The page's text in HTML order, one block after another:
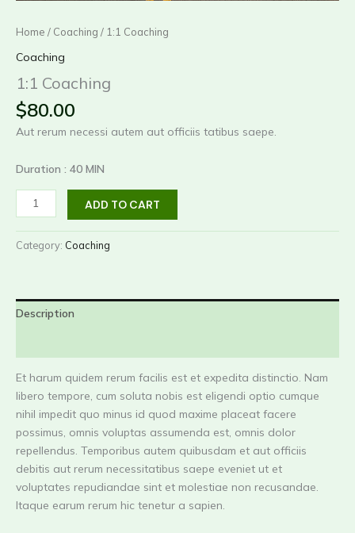
Home / Coaching / 1:1 Coaching
Coaching
1:1 Coaching
$80.00
Aut rerum necessi autem aut officiis tatibus saepe.
Duration : 40 MIN
Coaching
quantity
ADD TO CART
Category: Coaching
Description
Et harum quidem rerum facilis est et expedita distinctio. Nam
libero tempore, cum soluta nobis est eligendi optio cumque
nihil impedit quo minus id quod maxime placeat facere
possimus, omnis voluptas assumenda est, omnis dolor
repellendus. Temporibus autem quibusdam et aut officiis
debitis aut rerum necessitatibus saepe eveniet ut et
voluptates repudiandae sint et molestiae non recusandae.
Itaque earum rerum hic tenetur a sapien.